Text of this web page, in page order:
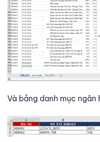
Và bảng danh mục ngân